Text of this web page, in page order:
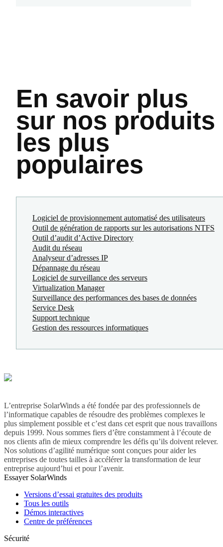
En savoir plus
sur nos produits
les plus
populaires
Logiciel de provisionnement automatisé des utilisateurs
Outil de génération de rapports sur les autorisations NTFS
Outil d’audit d’Active Directory
Audit du réseau
Analyseur d’adresses IP
Dépannage du réseau
Logiciel de surveillance des serveurs
Virtualization Manager
Surveillance des performances des bases de données
Service Desk
Support technique
Gestion des ressources informatiques
L’entreprise SolarWinds a été fondée par des professionnels de
l’informatique capables de résoudre des problèmes complexes le
plus simplement possible et c’est dans cet esprit que nous travaillons
depuis 1999. Nous sommes fiers d’être constamment à l’écoute de
nos clients afin de mieux comprendre les défis qu’ils doivent relever.
Nos solutions d’agilité numérique sont conçues pour aider les
entreprises de toutes tailles à accélérer la transformation de leur
entreprise aujourd’hui et pour l’avenir.
Essayer SolarWinds
Versions d’essai gratuites des produits
Tous les outils
Démos interactives
Centre de préférences
Sécurité